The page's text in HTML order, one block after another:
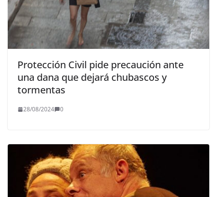
Protección Civil pide precaución ante
una dana que dejará chubascos y
tormentas
28/08/2024 0